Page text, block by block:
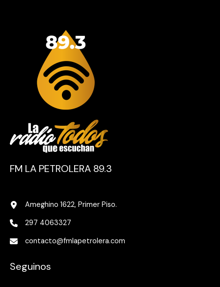
FM LA PETROLERA 89.3
Ameghino 1622, Primer Piso.
297 4063327
contacto@fmlapetrolera.com
Seguinos